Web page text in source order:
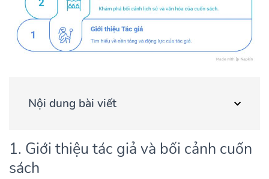
Nội dung bài viết
1. Giới thiệu tác giả và bối cảnh cuốn
sách